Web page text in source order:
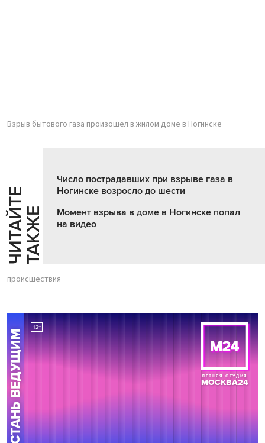
Взрыв бытового газа произошел в жилом доме в Ногинске
Ч
И
Т
АЙ
Т
Е
Т
А
К
ЖЕ
Число пострадавших при взрыве газа в
Ногинске возросло до шести
Момент взрыва в доме в Ногинске попал
на видео
происшествия